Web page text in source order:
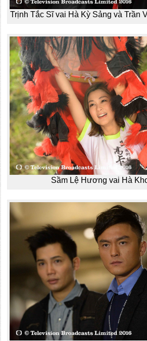
Trịnh Tắc Sĩ vai Hà Kỳ Sảng và Trần
Sầm Lệ Hương vai Hà